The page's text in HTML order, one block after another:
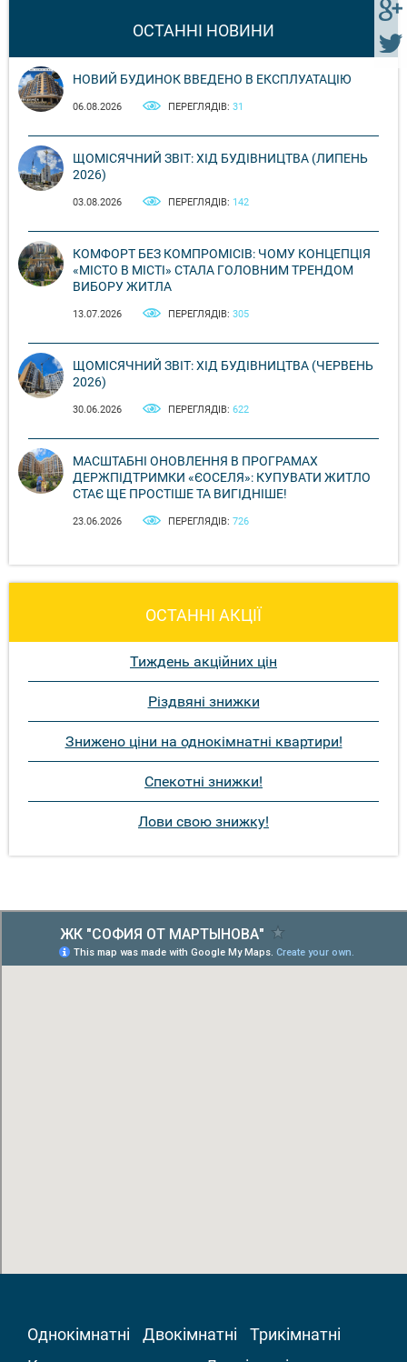
ОСТАННІ НОВИНИ
НОВИЙ БУДИНОК ВВЕДЕНО В ЕКСПЛУАТАЦІЮ
06.08.2026 ПЕРЕГЛЯДІВ: 31
ЩОМІСЯЧНИЙ ЗВІТ: ХІД БУДІВНИЦТВА (ЛИПЕНЬ
2026)
03.08.2026 ПЕРЕГЛЯДІВ: 142
КОМФОРТ БЕЗ КОМПРОМІСІВ: ЧОМУ КОНЦЕПЦІЯ
«МІСТО В МІСТІ» СТАЛА ГОЛОВНИМ ТРЕНДОМ
ВИБОРУ ЖИТЛА
13.07.2026 ПЕРЕГЛЯДІВ: 305
ЩОМІСЯЧНИЙ ЗВІТ: ХІД БУДІВНИЦТВА (ЧЕРВЕНЬ
2026)
30.06.2026 ПЕРЕГЛЯДІВ: 622
МАСШТАБНІ ОНОВЛЕННЯ В ПРОГРАМАХ
ДЕРЖПІДТРИМКИ «ЄОСЕЛЯ»: КУПУВАТИ ЖИТЛО
СТАЄ ЩЕ ПРОСТІШЕ ТА ВИГІДНІШЕ!
23.06.2026 ПЕРЕГЛЯДІВ: 726
ОСТАННІ АКЦІЇ
Тиждень акційних цін
Різдвяні знижки
Знижено ціни на однокімнатні квартири!
Спекотні знижки!
Лови свою знижку!
Однокімнатні Двокімнатні
Трикімнатні